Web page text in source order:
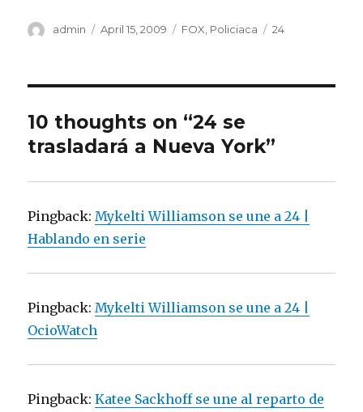
Author
admin
Posted
April 15, 2009 Categories
FOX, Policiaca Tags
24
10 thoughts on “24 se
trasladará a Nueva York”
Pingback: Mykelti Williamson se une a 24 |
Hablando en serie
Pingback: Mykelti Williamson se une a 24 |
OcioWatch
Pingback:Katee Sackhoff se une al reparto de